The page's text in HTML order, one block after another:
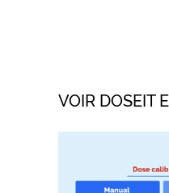
VOIR DOSEIT